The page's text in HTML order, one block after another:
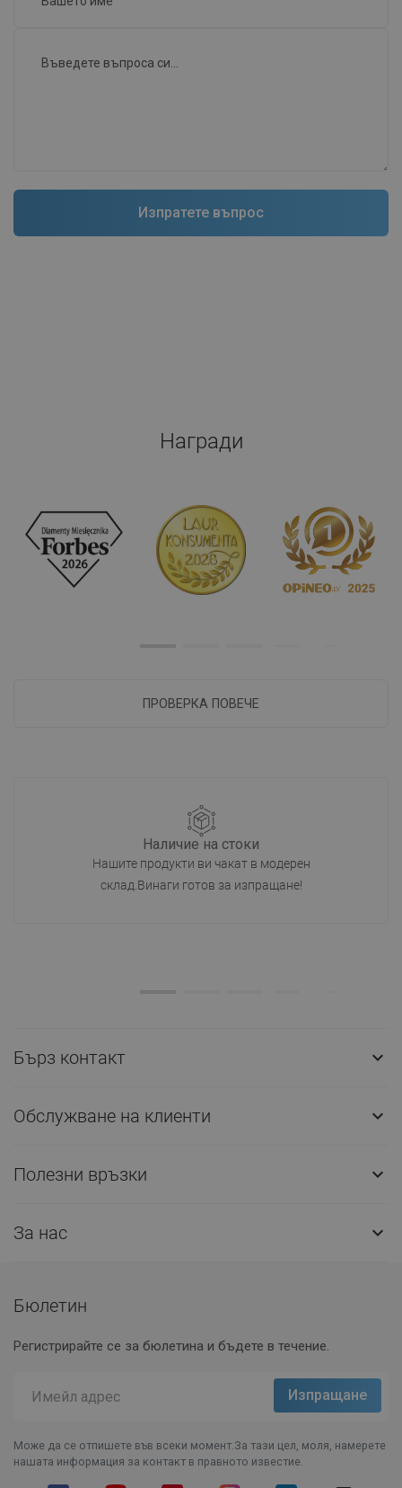
Награди
ПРОВЕРКА ПОВЕЧЕ
Наличие на стоки
Нашите продукти ви чакат в модерен
склад.Винаги готов за изпращане!
Бърз контакт 
Обслужване на клиенти 
Полезни връзки 
За нас 
Бюлетин
Регистрирайте се за бюлетина и бъдете в течение.
Може да се отпишете във всеки момент.За тази цел, моля, намерете
нашата информация за контакт в правното известие.